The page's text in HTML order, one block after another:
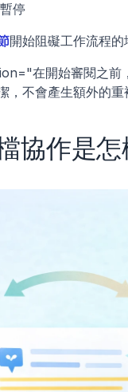
停
開始阻礙工作流程的
在開始審閱之前
，不會產生額外的
協作是怎